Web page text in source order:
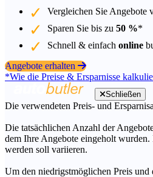
Vergleichen Sie Angebote
Sparen Sie bis zu 50 %*
Schnell & einfach online
Angebote erhalten
*Wie die Preise & Ersparnisse
Schließen
Die verwendeten Preis- und
Die tatsächlichen Anzahl der
dem Ihre Angebote eingeholt
werden soll variieren.
Um den niedrigstmöglichen Preis und